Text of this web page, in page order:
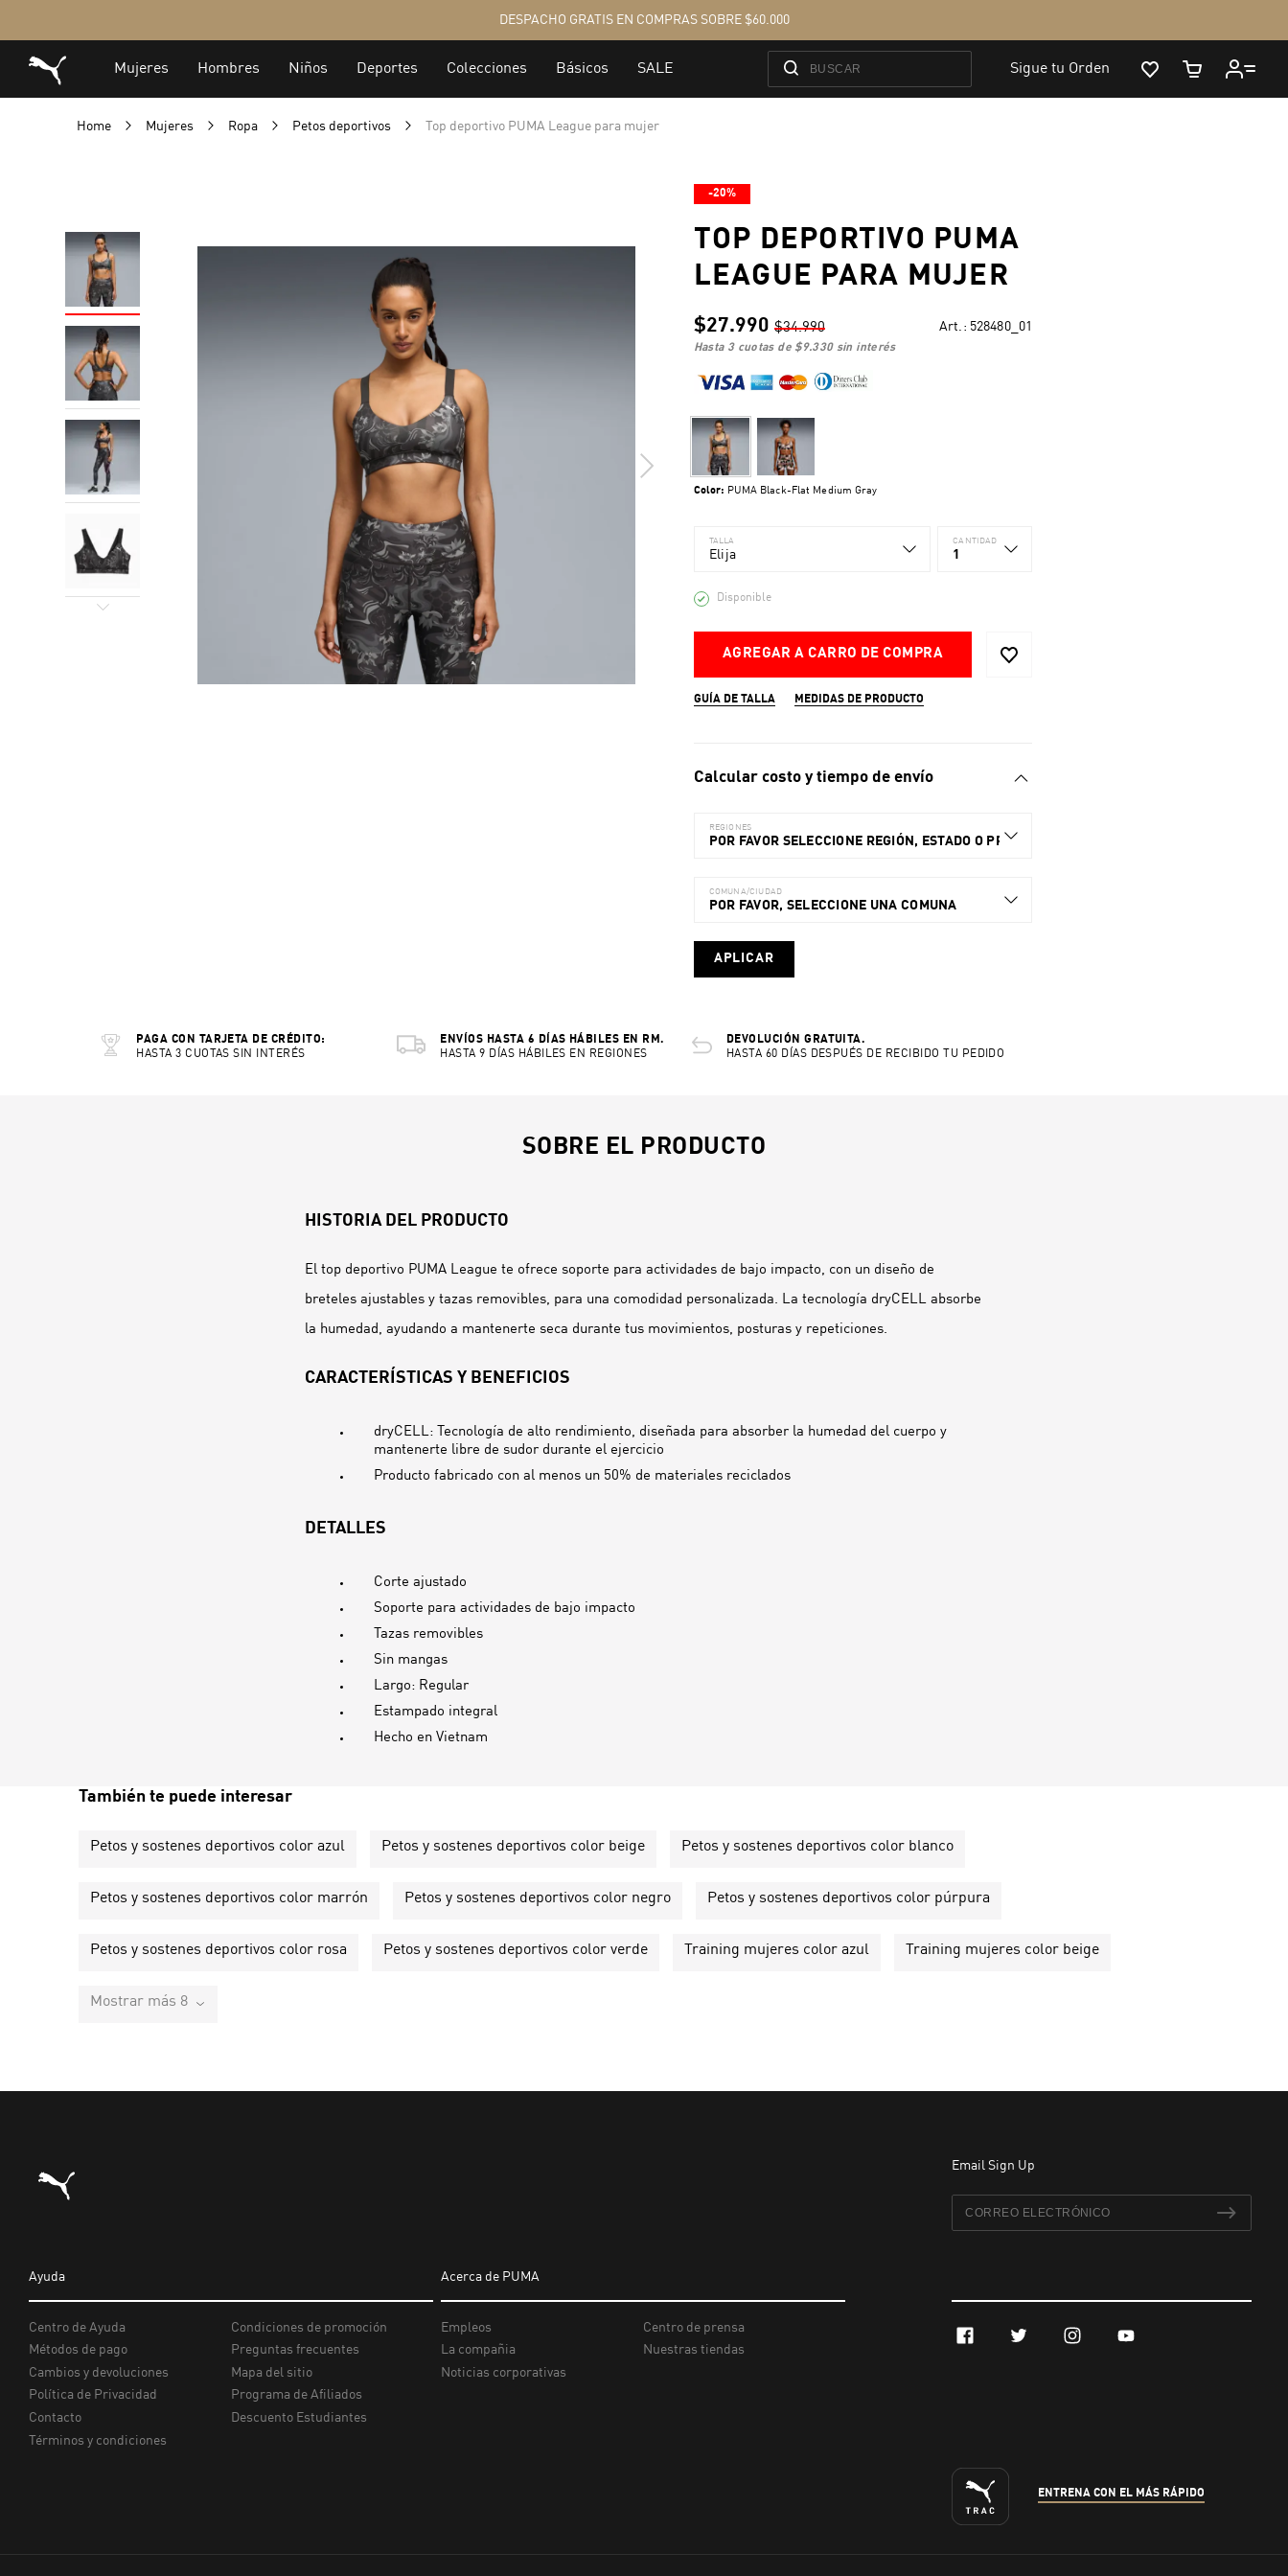
Home Mujeres Ropa Petos deportivos Top deportivo PUMA League para mujer
-20%
TOP DEPORTIVO PUMA
LEAGUE PARA MUJER
$27.990 $34.990 Art.: 528480_01
hasta 3 cuotas de $9.330sin interés
Color: PUMA Black-Flat Medium Gray
TALLA
Elija
CANTIDAD
1
Disponible
AGREGAR A CARRO DE COMPRA
GUÍA DE TALLA MEDIDAS DE PRODUCTO
Calcular costo y tiempo de envío
REGIONES
POR FAVOR SELECCIONE REGIÓN, ESTADO O PROVINCIA.
COMUNA/CIUDAD
POR FAVOR, SELECCIONE UNA COMUNA
APLICAR
PAGA CON TARJETA DE CRÉDITO:
HASTA 3 CUOTAS SIN INTERÉS
ENVÍOS HASTA 6 DÍAS HÁBILES EN RM.
HASTA 9 DÍAS HÁBILES EN REGIONES
DEVOLUCIÓN GRATUITA.
HASTA 60 DÍAS DESPUÉS DE RECIBIDO TU PEDIDO
SOBRE EL PRODUCTO
HISTORIA DEL PRODUCTO
El top deportivo PUMA League te ofrece soporte para actividades de bajo impacto, con un diseño de
breteles ajustables y tazas removibles, para una comodidad personalizada. La tecnología dryCELL absorbe
la humedad, ayudando a mantenerte seca durante tus movimientos, posturas y repeticiones.
CARACTERÍSTICAS Y BENEFICIOS
dryCELL: Tecnología de alto rendimiento, diseñada para absorber la humedad del cuerpo y
mantenerte libre de sudor durante el ejercicio
Producto fabricado con al menos un 50% de materiales reciclados
DETALLES
Corte ajustado
Soporte para actividades de bajo impacto
Tazas removibles
Sin mangas
Largo: Regular
Estampado integral
Hecho en Vietnam
También te puede interesar
Petos y sostenes deportivos color azul Petos y sostenes deportivos color beige Petos y sostenes deportivos color blanco
Petos y sostenes deportivos color marrón Petos y sostenes deportivos color negro Petos y sostenes deportivos color púrpura
Petos y sostenes deportivos color rosa Petos y sostenes deportivos color verde Training mujeres color azul Training mujeres color beige
Mostrar más 8